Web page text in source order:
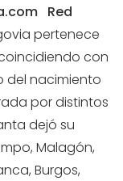
Red
pertenece
con
del nacimiento
por distintos
dejó su
Malagón,
Burgos,